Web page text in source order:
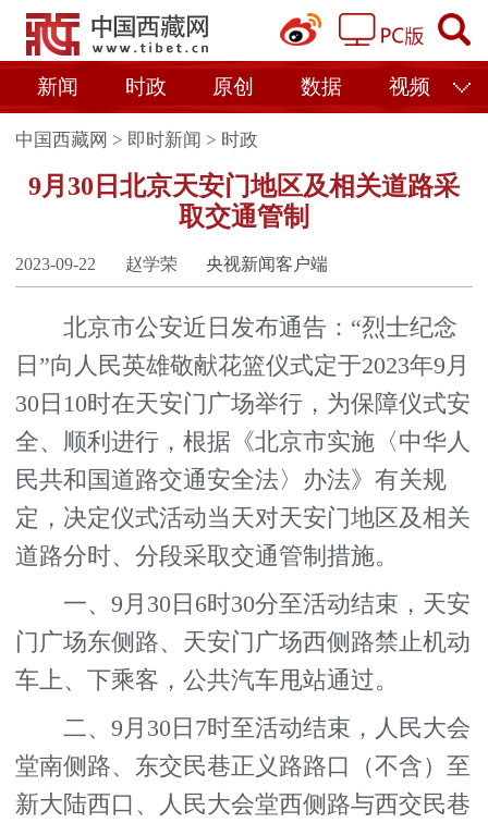
新闻 时政 原创 数据 视频
中国西藏网 > 即时新闻 > 时政
9月30日北京天安门地区及相关道路采
取交通管制
2023-09-22 赵学荣 央视新闻客户端
北京市公安近日发布通告：“烈士纪念
日”向人民英雄敬献花篮仪式定于2023年9月
30日10时在天安门广场举行，为保障仪式安
全、顺利进行，根据《北京市实施〈中华人
民共和国道路交通安全法〉办法》有关规
定，决定仪式活动当天对天安门地区及相关
道路分时、分段采取交通管制措施。
一、9月30日6时30分至活动结束，天安
门广场东侧路、天安门广场西侧路禁止机动
车上、下乘客，公共汽车甩站通过。
二、9月30日7时至活动结束，人民大会
堂南侧路、东交民巷正义路路口（不含）至
新大陆西口、人民大会堂西侧路与西交民巷